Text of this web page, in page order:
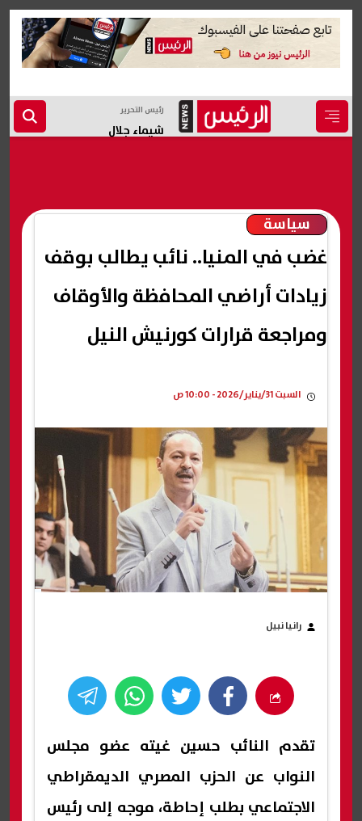
رئيس التحرير
شيماء جلال
سياسة
غضب في المنيا.. نائب يطالب بوقف
زيادات أراضي المحافظة والأوقاف
ومراجعة قرارات كورنيش النيل
السبت 31/يناير/2026 - 10:00 ص
رانيا نبيل
تقدم النائب حسين غيته عضو مجلس
النواب عن الحزب المصري الديمقراطي
الاجتماعي بطلب إحاطة، موجه إلى رئيس